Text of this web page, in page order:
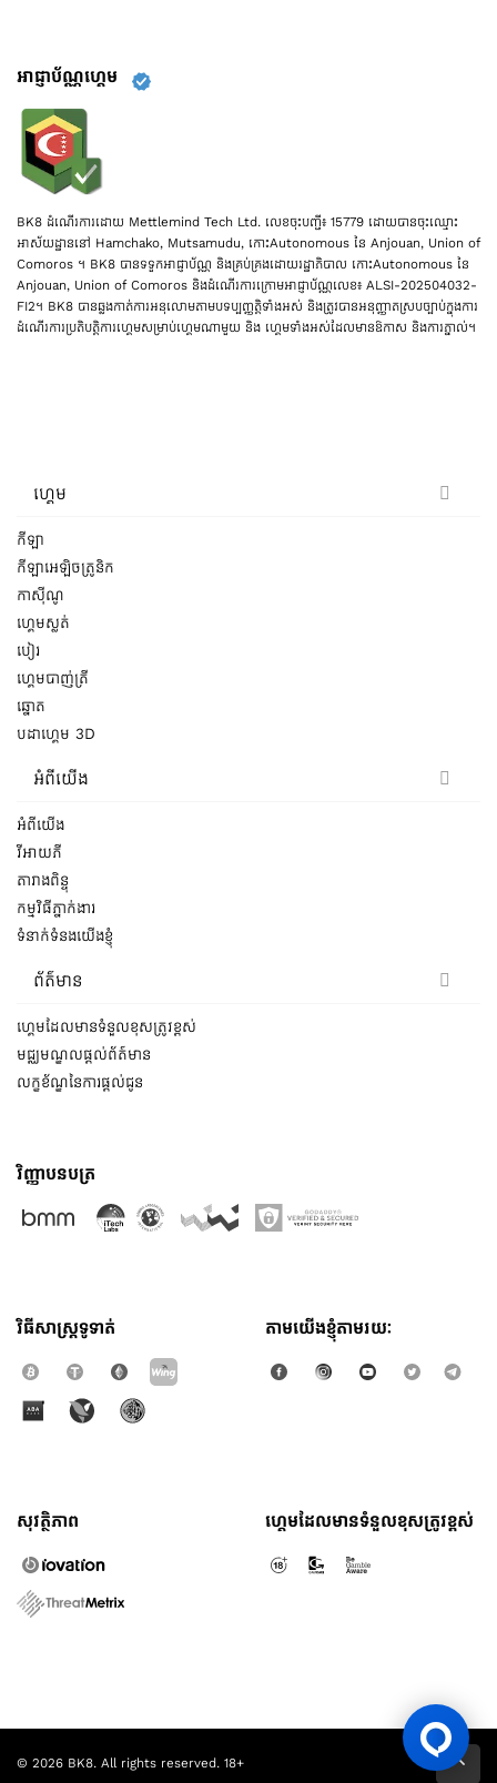
អាជ្ញាប័ណ្ណហ្គេម
BK8 ដំណើរការដោយ Mettlemind Tech Ltd. លេខចុះបញ្ជី៖ 15779 ដោយបានចុះឈ្មោះ
អាស័យដ្ឋាននៅ Hamchako, Mutsamudu, កោះAutonomous នៃ Anjouan, Union of
Comoros ។ BK8 បានទទួកអាជ្ញាប័ណ្ណ និងគ្រប់គ្រងដោយរដ្ឋាភិបាល កោះAutonomous នៃ
Anjouan, Union of Comoros និងដំណើរការក្រោមអាជ្ញាប័ណ្ណលេខ៖ ALSI-202504032-
FI2។ BK8 បានឆ្លងកាត់ការអនុលោមតាមបទប្បញ្ញត្តិទាំងអស់ និងត្រូវបានអនុញ្ញាតស្របច្បាប់ក្នុងការ
ដំណើរការប្រតិបត្តិការហ្គេមសម្រាប់ហ្គេមណាមួយ និង ហ្គេមទាំងអស់ដែលមានឱកាស និងការភ្នាល់។
ហ្គេម
កីឡា
កីឡាអេឡិចត្រូនិក
កាស៊ីណូ
ហ្គេមស្លត់
បៀរ
ហ្គេមបាញ់ត្រី
ឆ្នោត
បដាហ្គេម 3D
អំពីយើង
អំពីយើង
វីអាយភី
តារាងពិន្ទុ
កម្មវិធីភ្នាក់ងារ
ទំនាក់ទំនងយើងខ្ញុំ
ព័ត៌មាន
ហ្គេមដែលមានទំនួលខុសត្រូវខ្ពស់
មជ្ឈមណ្ឌលផ្ដល់ព័ត៍មាន
លក្ខខ័ណ្ឌនៃការផ្តល់ជូន
វិញ្ញាបនបត្រ
វិធីសាស្រ្តទូទាត់ តាមយើងខ្ញុំតាមរយៈ
សុវត្ថិភាព ហ្គេមដែលមានទំនួលខុសត្រូវខ្ពស់
© 2026 BK8. All rights reserved. 18+